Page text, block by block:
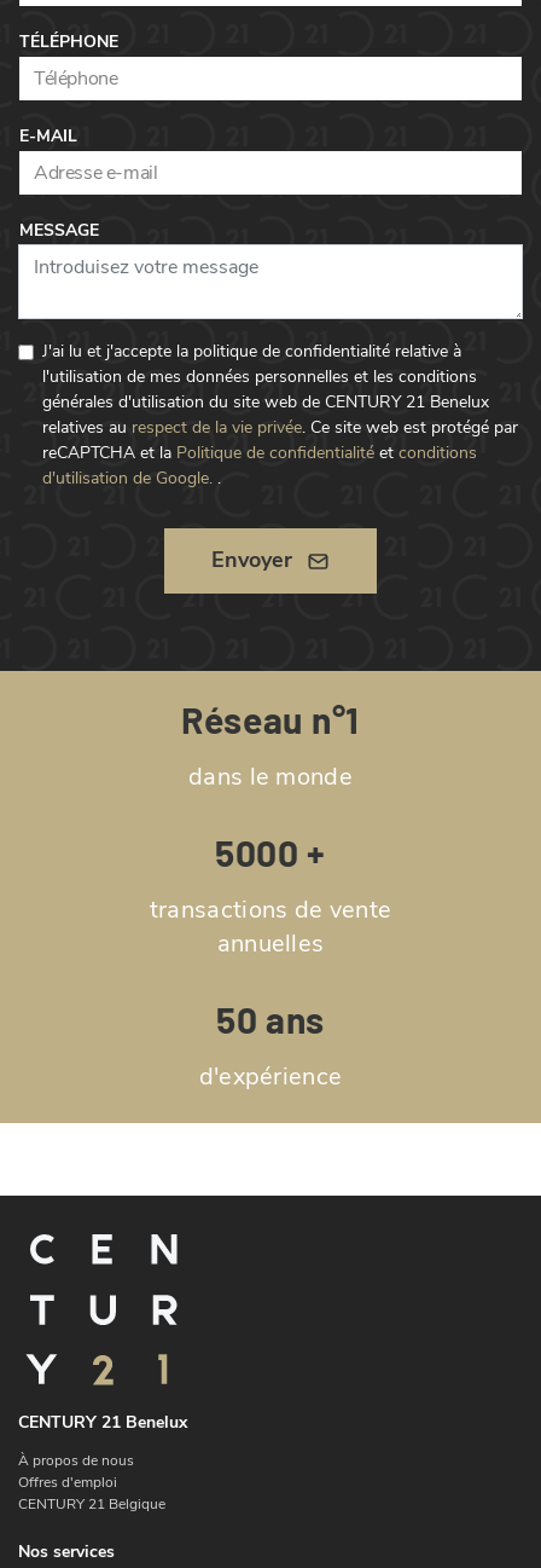
TÉLÉPHONE
E-MAIL
MESSAGE
J'ai lu et j'accepte la politique de confidentialité relative à
l'utilisation de mes données personnelles et les conditions
générales d'utilisation du site web de CENTURY 21 Benelux
relatives au respect de la vie privée. Ce site web est protégé par
reCAPTCHA et la Politique de confidentialité et conditions
d'utilisation de Google. .
Envoyer
Réseau n°1
dans le monde
5000 +
transactions de vente
annuelles
50 ans
d'expérience
CENTURY 21 Benelux
À propos de nous
Offres d'emploi
CENTURY 21 Belgique
Nos services